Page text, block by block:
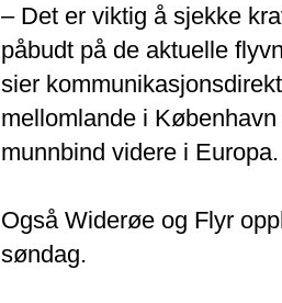
– Det er viktig å sjekke
påbudt på de aktuelle
sier
mellomlande i
munnbind videre i Europa.
Også Widerøe og Flyr
søndag.